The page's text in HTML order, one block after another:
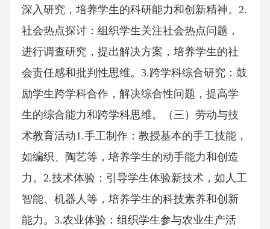
深入研究，培养学生的科研能力和创新精神。2.
社会热点探讨：组织学生关注社会热点问题，
进行调查研究，提出解决方案，培养学生的社
会责任感和批判性思维。3.跨学科综合研究：鼓
励学生跨学科合作，解决综合性问题，提高学
生的综合能力和跨学科思维。（三）劳动与技
术教育活动1.手工制作：教授基本的手工技能，
如编织、陶艺等，培养学生的动手能力和创造
力。2.技术体验：引导学生体验新技术，如人工
智能、机器人等，培养学生的科技素养和创新
能力。3.农业体验：组织学生参与农业生产活